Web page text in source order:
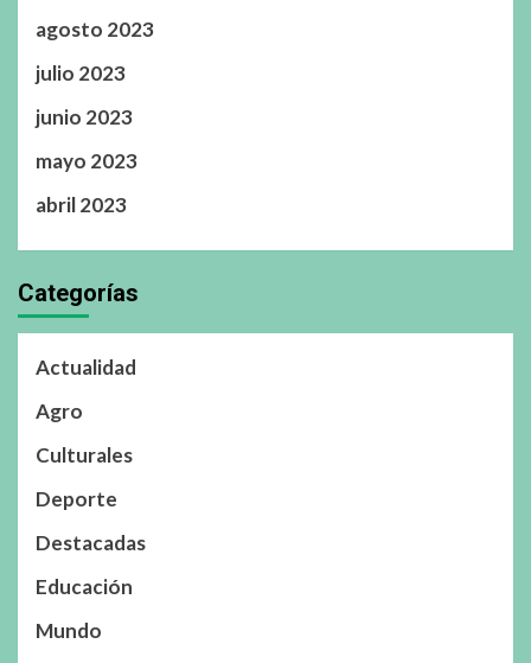
agosto 2023
julio 2023
junio 2023
mayo 2023
abril 2023
Categorías
Actualidad
Agro
Culturales
Deporte
Destacadas
Educación
Mundo